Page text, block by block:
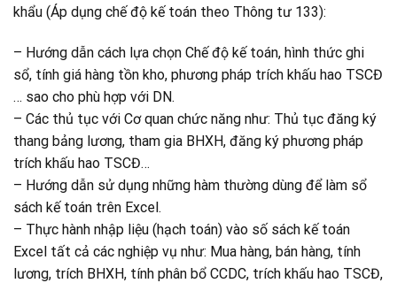
khẩu (Áp dụng chế độ kế toán theo Thông tư 133):
– Hướng dẫn cách lựa chọn Chế độ kế toán, hình thức ghi
sổ, tính giá hàng tồn kho, phương pháp trích khấu hao TSCĐ
… sao cho phù hợp với DN.
– Các thủ tục với Cơ quan chức năng như: Thủ tục đăng ký
thang bảng lương, tham gia BHXH, đăng ký phương pháp
trích khấu hao TSCĐ…
– Hướng dẫn sử dụng những hàm thường dùng để làm sổ
sách kế toán trên Excel.
– Thực hành nhập liệu (hạch toán) vào số sách kế toán
Excel tất cả các nghiệp vụ như: Mua hàng, bán hàng, tính
lương, trích BHXH, tính phân bổ CCDC, trích khấu hao TSCĐ,